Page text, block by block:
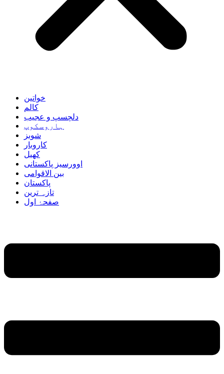
خواتین
کالم
دلچسپ و عجیب
ہاروسکوپ
شوبز
کاروبار
کھیل
اوورسیز پاکستانی
بین الاقوامی
پاکستان
تازہ ترین
صفحۂ اول